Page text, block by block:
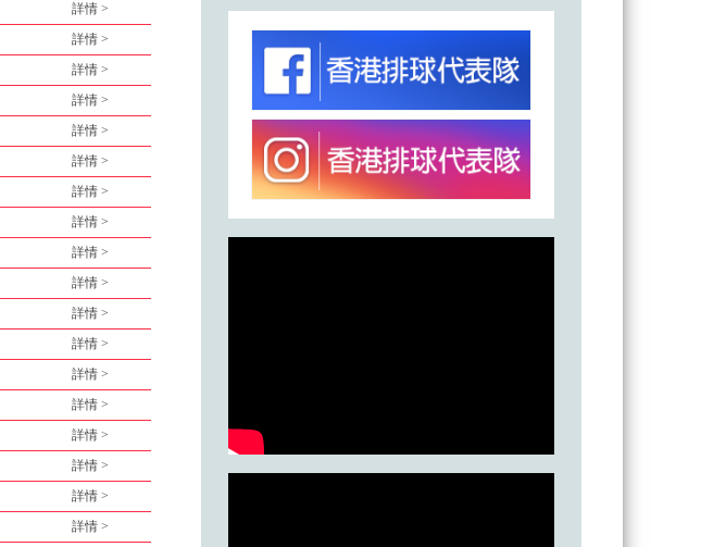
詳情 >
詳情 >
詳情 >
詳情 >
詳情 >
詳情 >
詳情 >
詳情 >
詳情 >
詳情 >
詳情 >
詳情 >
詳情 >
詳情 >
詳情 >
詳情 >
詳情 >
詳情 >